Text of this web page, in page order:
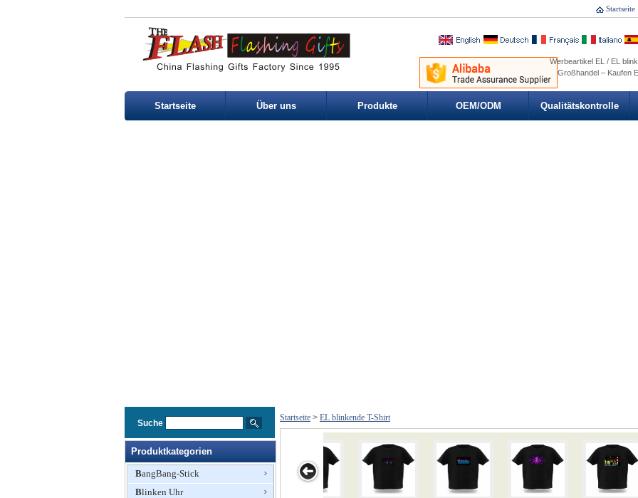
Startseite
Werbeartikel EL / EL
Großhandel – Kaufen
Startseite Über uns Produkte OEM/ODM Qualitätskontrolle
Suche
Produktkategorien
BangBang-Stick
Blinken Uhr
Startseite > EL blinkende T-Shirt